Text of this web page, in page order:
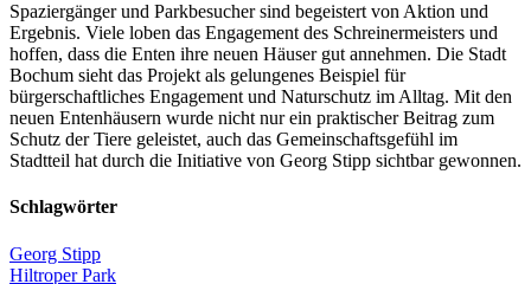
Spaziergänger und Parkbesucher sind begeistert von Aktion und
Ergebnis. Viele loben das Engagement des Schreinermeisters und
hoffen, dass die Enten ihre neuen Häuser gut annehmen. Die Stadt
Bochum sieht das Projekt als gelungenes Beispiel für
bürgerschaftliches Engagement und Naturschutz im Alltag. Mit den
neuen Entenhäusern wurde nicht nur ein praktischer Beitrag zum
Schutz der Tiere geleistet, auch das Gemeinschaftsgefühl im
Stadtteil hat durch die Initiative von Georg Stipp sichtbar gewonnen.
Schlagwörter
Georg Stipp
Hiltroper Park